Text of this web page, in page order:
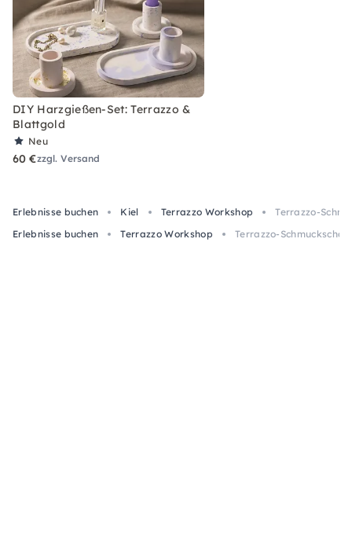
DIY Harzgießen-Set: Terrazzo &
Blattgold
Neu
60 €zzgl. Versand
Erlebnisse buchen Kiel Terrazzo Workshop
Terrazzo-
Erlebnisse buchen
Terrazzo Workshop Terrazzo-